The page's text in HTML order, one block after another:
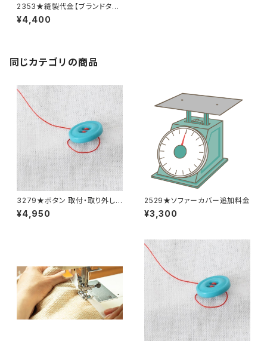
2353★縫製代金【ブランドタ
グ・革取付】
¥4,400
同じカテゴリの商品
3279★ボタン 取付・取り外し
料金(15個分)
¥4,950
2529★ソファーカバー追加料金
¥3,300